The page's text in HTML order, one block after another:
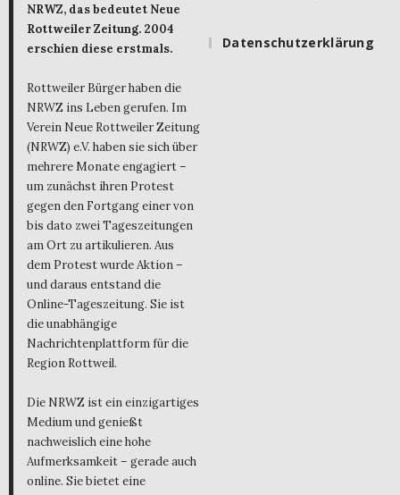
NRWZ, das bedeutet Neue
Rottweiler Zeitung. 2004
erschien diese erstmals.
Rottweiler Bürger haben die
NRWZ ins Leben gerufen. Im
Verein Neue Rottweiler Zeitung
(NRWZ) e.V. haben sie sich über
mehrere Monate engagiert –
um zunächst ihren Protest
gegen den Fortgang einer von
bis dato zwei Tageszeitungen
am Ort zu artikulieren. Aus
dem Protest wurde Aktion –
und daraus entstand die
Online-Tageszeitung. Sie ist
die unabhängige
Nachrichtenplattform für die
Region Rottweil.
Die NRWZ ist ein einzigartiges
Medium und genießt
nachweislich eine hohe
Aufmerksamkeit – gerade auch
online. Sie bietet eine
Datenschutzerklärung